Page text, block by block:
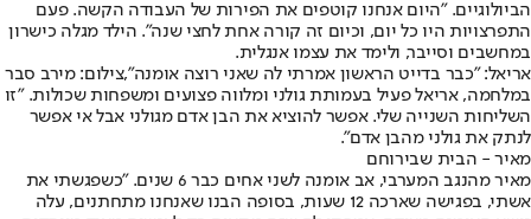
הביולוגיים. "היום אנחנו קוטפים את הפירות של העבודה הקשה. פעם
התפרצויות היו כל יום, וכיום זה קורה אחת לחצי שנה". הילד מגלה כישרון
במחשבים וסייבר, ולימד את עצמו אנגלית.
אריאל: "כבר בדייט הראשון אמרתי לה שאני רוצה אומנה",צילום: מירב סבר
במלחמה, אריאל פעיל בעמותת גולני ומלווה פצועים ומשפחות שכולות. "זו
השליחות השנייה שלי. אפשר להוציא את הבן אדם מגולני אבל אי אפשר
לנתק את גולני מהבן אדם".
מאיר - הבית שבירוחם
מאיר מהנגב המערבי, אב אומנה לשני אחים כבר 6 שנים. "כשפגשתי את
אשתי, בפגישה שארכה 12 שעות, בסופה הבנו שאנחנו מתחתנים, עלה